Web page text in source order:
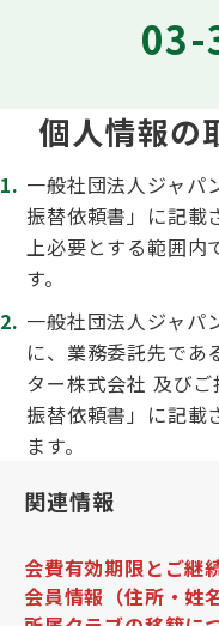
03-
個人情報の
一般社団法人ジャパ
振替依頼書」に記載
上必要とする範囲内
す。
一般社団法人ジャパ
に、業務委託先であ
ター株式会社 及び
振替依頼書」に記載
ます。
関連情報
会費有効期限とご継
会員情報（住所・姓